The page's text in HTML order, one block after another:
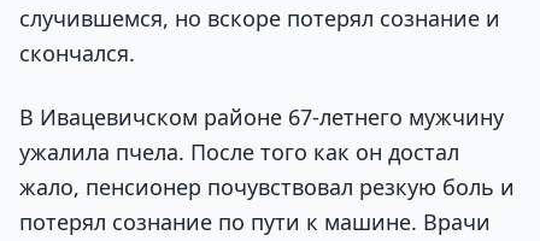
случившемся, но вскоре потерял сознание и
скончался.
В Ивацевичском районе 67-летнего мужчину
ужалила пчела. После того как он достал
жало, пенсионер почувствовал резкую боль и
потерял сознание по пути к машине. Врачи